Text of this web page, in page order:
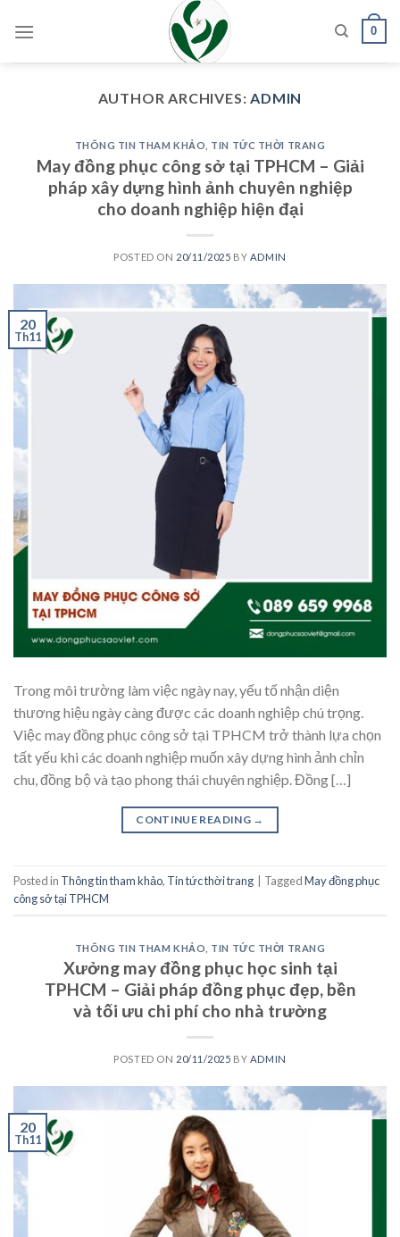
0
AUTHOR ARCHIVES:ADMIN
THÔNG TIN THAM KHẢO TIN TỨC THỜI TRANG
May đồng phục công sở tại TPHCM – Giải
pháp xây dựng hình ảnh chuyên nghiệp
cho doanh nghiệp hiện đại
POSTED ON 20/11/2025 BY ADMIN
20
Th11
Trong môi trường làm việc ngày nay, yếu tố nhận diện
thương hiệu ngày càng được các doanh nghiệp chú trọng.
Việc may đồng phục công sở tại TPHCM trở thành lựa chọn
tất yếu khi các doanh nghiệp muốn xây dựng hình ảnh chỉn
chu, đồng bộ và tạo phong thái chuyên nghiệp. Đồng […]
CONTINUE READING →
Posted in Thông tin tham khảo, Tin tức thời trang TaggedMay đồng phục
công sở tại TPHCM
THÔNG TIN THAM KHẢO TIN TỨC THỜI TRANG
Xưởng may đồng phục học sinh tại
TPHCM – Giải pháp đồng phục đẹp, bền
và tối ưu chi phí cho nhà trường
POSTED ON 20/11/2025 BY ADMIN
20
Th11